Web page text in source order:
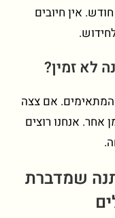
לאורך חודש. אין חיובים
לא זמין?
אם צצה
אחר. אנחנו רוצים
שמדברת